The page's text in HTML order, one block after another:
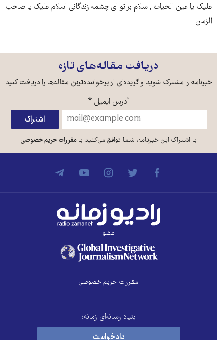
علیک یا عین الحیات , سلام بر تو ای چشمه زندگانی اسلام علیک یا صاحب
الزمان
دریافت مقاله‌های تازه
خبرنامه را مشترک شوید و گزیده‌ای از پرخواننده‌ترین مقاله‌ها را دریافت کنید
آدرس ایمیل *
با اشتراک این خبرنامه، شما توافق می‌کنید بامقررات حریم خصوصی
عضو
مقررات حریم خصوصی
بنیاد رسانه‌ای زمانه:
دادخواست